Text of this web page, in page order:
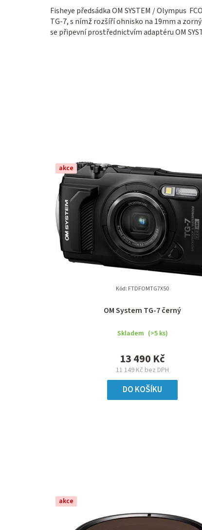
Fisheye předsádka OM SYSTEM / Olympus
TG-7, s nímž rozšíří ohnisko na 19mm a
se připevní prostřednictvím adaptéru OM
akce
OM System TG-7 černý
Skladem (>5 ks)
11 149 Kč bez DPH
13 490 Kč
DO KOŠÍKU
Kód: FTDFOMTG7X50
akce